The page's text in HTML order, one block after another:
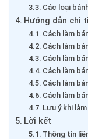
Các loại
Hướng dẫn chi
Cách làm
Cách làm
Cách làm
Cách làm
Cách làm
Cách làm
Lưu ý khi
Lời kết
Thông tin